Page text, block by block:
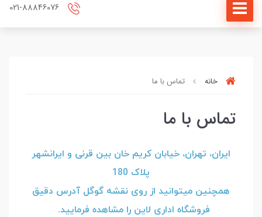
خانه تماس با ما
تماس با ما
ایران، تهران، خیابان کریم خان بین قرنی و ایرانشهر
پلاک 180
همچنین میتوانید از روی نقشه گوگل آدرس دقیق
فروشگاه اداری لاین را مشاهده فرمایید.